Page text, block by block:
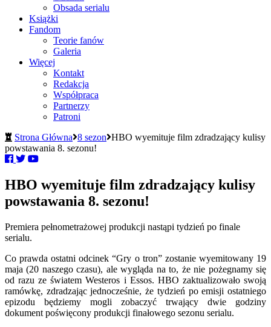
Obsada serialu
Książki
Fandom
Teorie fanów
Galeria
Więcej
Kontakt
Redakcja
Współpraca
Partnerzy
Patroni
Strona Główna 8 sezon HBO wyemituje film zdradzający kulisy
powstawania 8. sezonu!
HBO wyemituje film zdradzający kulisy
powstawania 8. sezonu!
Premiera pełnometrażowej produkcji nastąpi tydzień po finale
serialu.
Co prawda ostatni odcinek “Gry o tron” zostanie wyemitowany 19
maja (20 naszego czasu), ale wygląda na to, że nie pożegnamy się
od razu ze światem Westeros i Essos. HBO zaktualizowało swoją
ramówkę, zdradzając jednocześnie, że tydzień po emisji ostatniego
epizodu będziemy mogli zobaczyć trwający dwie godziny
dokument poświęcony produkcji finałowego sezonu serialu.